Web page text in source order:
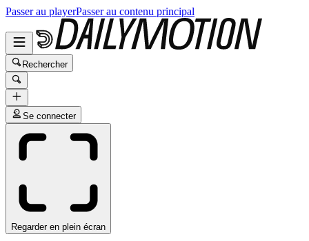
Passer au playerPasser au contenu principal
Rechercher
Se connecter
Regarder en plein écran